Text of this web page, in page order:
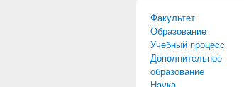
Факультет
Образование
Учебный процесс
Дополнительное
образование